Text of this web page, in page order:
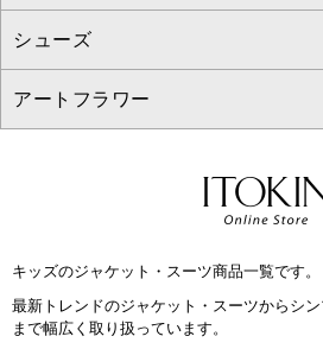
MK MICHEL KLEIN BAG
タンクトップ・キャミソール
スウェット・ジャージー
その他のパンツ
その他のスカート
セットアップジャケット
セットアップパンツ
セットアップワンピース
その他のジャケット・スーツ
ダッフルコート
チェスターコート
ノーカラーコート
ライダースジャケット
ストール・マフラー・スヌード
ベルト・サスペンダー
財布・名刺入れ・ケース
ハンカチ・バンダナ
ネックレス
ピアス・イヤリング
ブローチ・コサージュ
その他のアクセサリー
すべてのバッグ
トートバッグ
クラッチバッグ
バックパック・リュック
シューズ
すべてのシューズ
ブーツ・ブーティー
フラットシューズ
アートフラワー
オーキッド・胡蝶蘭
カサブランカ・カラー
キッズのジャケット・スーツ商品一覧です。
最新トレンドのジャケット・スーツからシ
まで幅広く取り扱っています。